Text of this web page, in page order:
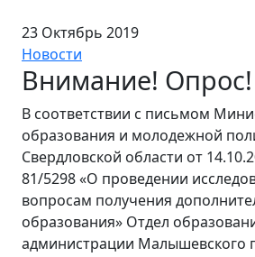
23 Октябрь 2019
Новости
Внимание! Опрос!
В соответствии с письмом
образования и молодежной
Свердловской области от
81/5298 «О проведении
вопросам получения
образования» Отдел
администрации Малышевского